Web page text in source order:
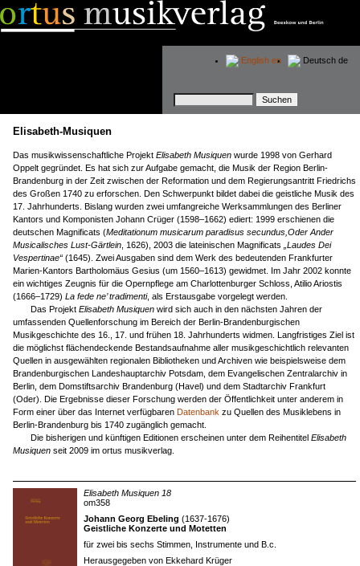
Suchbegriffe
Deutsch de
English en
Elisabeth-Musiquen
Das musikwissenschaftliche Projekt Elisabeth Musiquen wurde 1998 von Gerhard
Oppelt gegründet. Es hat sich zur Aufgabe gemacht, die Musik der Region Berlin-
Brandenburg in der Zeit zwischen der Reformation und dem Regierungsantritt Friedrichs
des Großen 1740 zu erforschen. Den Schwerpunkt bildet dabei die geistliche Musik des
17. Jahrhunderts. Bislang wurden zwei umfangreiche Werksammlungen des Berliner
Kantors und Komponisten Johann Crüger (1598–1662) ediert: 1999 erschienen die
deutschen Magnificats (Meditationum musicarum paradisus secundus,Oder Ander
Musicalisches Lust-Gärtlein , 1626), 2003 die lateinischen Magnificats
„Laudes Dei
Vespertinae“ (1645). Zwei Ausgaben sind dem Werk des bedeutenden Frankfurter
Marien-Kantors Bartholomäus Gesius (um 1560–1613) gewidmet. Im Jahr 2002 konnte
ein wichtiges Zeugnis für die Opernpflege am Charlottenburger Schloss, Atilio Ariostis
(1666–1729) La fede ne’ tradimenti, als Erstausgabe vorgelegt werden.
Das Projekt Elisabeth Musiquen wird sich auch in den nächsten Jahren der
umfassenden Quellenforschung im Bereich der Berlin-Brandenburgischen
Musikgeschichte des 16., 17. und frühen 18. Jahrhunderts widmen. Langfristiges Ziel ist
die möglichst flächendeckende Bestandsaufnahme aller musikgeschichtlich relevanten
Quellen in ausgewählten regionalen Bibliotheken und Archiven wie beispielsweise dem
Brandenburgischen Landeshauptarchiv Potsdam, dem Evangelischen Zentralarchiv in
Berlin, dem Domstiftsarchiv Brandenburg (Havel) und dem Stadtarchiv Frankfurt
(Oder). Die Ergebnisse dieser Forschung werden der Öffentlichkeit unter anderem in
Form einer über das Internet verfügbaren Datenbank zu Quellen des Musiklebens in
Berlin-Brandenburg bis 1740 zugänglich gemacht
Die bisherigen und künftigen Editionen erscheinen unter dem Reihentitel Elisabeth
Musiquen seit 2009 im ortus musikverlag.
Elisabeth Musiquen 18
om358
Johann Georg Ebeling (1637-1676)
Geistliche Konzerte und Motetten
für zwei bis sechs Stimmen, Instrumente und B.c.
Herausgegeben von Ekkehard Krüger